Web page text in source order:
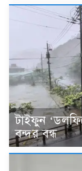
টাইফুন
বন্দর বন্ধ